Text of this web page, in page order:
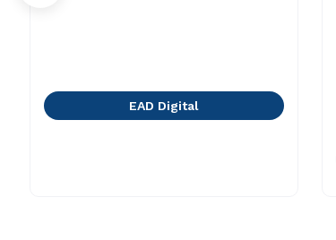
EAD Digital